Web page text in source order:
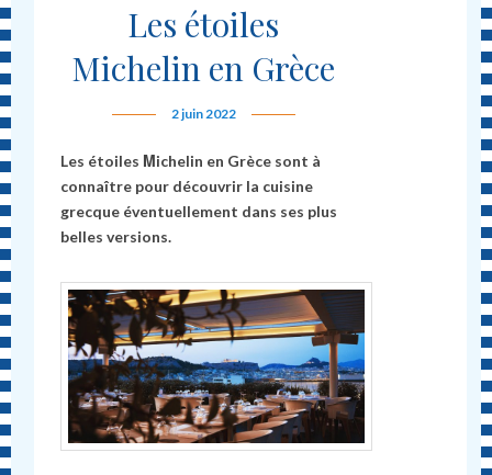
Les étoiles
Michelin en Grèce
2 juin 2022
Les étoiles Μichelin en Grèce sont à
connaître pour découvrir la cuisine
grecque éventuellement dans ses plus
belles versions.